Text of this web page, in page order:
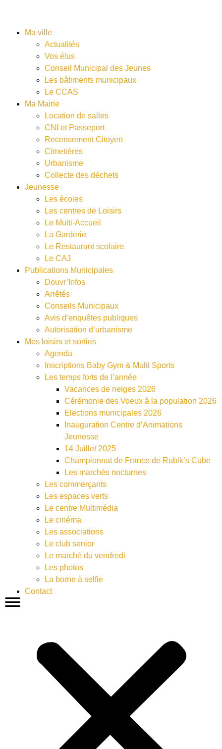
Ma ville
Actualités
Vos élus
Conseil Municipal des Jeunes
Les bâtiments municipaux
Le CCAS
Ma Mairie
Location de salles
CNI et Passeport
Recensement Citoyen
Cimetières
Urbanisme
Collecte des déchets
Jeunesse
Les écoles
Les centres de Loisirs
Le Multi-Accueil
La Garderie
Le Restaurant scolaire
Le CAJ
Publications Municipales
Douvr’Infos
Arrêtés
Conseils Municipaux
Avis d’enquêtes publiques
Autorisation d’urbanisme
Mes loisirs et sorties
Agenda
Inscriptions Baby Gym & Multi Sports
Les temps forts de l’année
Vacances de neiges 2026
Cérémonie des Voeux à la population 2026
Elections municipales 2026
Inauguration Centre d’Animations
Jeunesse
14 Juillet 2025
Championnat de France de Rubik’s Cube
Les marchés nocturnes
Les commerçants
Les espaces verts
Le centre Multimédia
Le cinéma
Les associations
Le club senior
Le marché du vendredi
Les photos
La borne à selfie
Contact